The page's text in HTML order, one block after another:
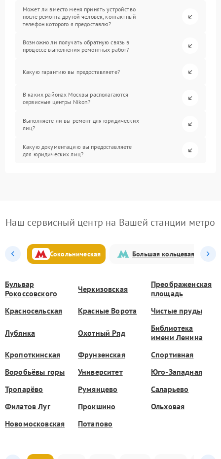
Может ли вместо меня принять устройство
после ремонта другой человек, контактный
телефон которого я предоставлю?
Возможно ли получать обратную связь в
процессе выполнения ремонтных работ?
Какую гарантию вы предоставляете?
В каких районах Москвы располагаются
сервисные центры Nikon?
Выполняете ли вы ремонт для юридических
лиц?
Какую документацию вы предоставляете
для юридических лиц?
Наш сервисный центр на Вашей станции метро
Сокольническая Большая кольцевая
Бульвар
Рокоссовского
Черкизовская
Преображенская
площадь
Красносельская
Красные Ворота Чистые пруды
Лубянка Охотный Ряд
Библиотека
имени Ленина
Кропоткинская
Фрунзенская
Спортивная
Воробьёвы горы
Университет
Юго-Западная
Тропарёво
Румянцево
Саларьево
Филатов Луг
Прокшино
Ольховая
Новомосковская
Потапово